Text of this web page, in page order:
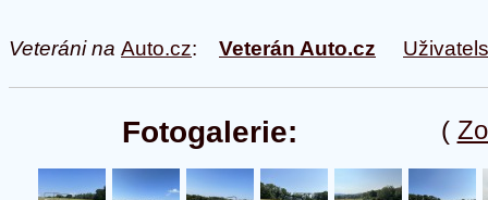
Veteráni na Auto.cz: Veterán Auto.cz
(
Fotogalerie: